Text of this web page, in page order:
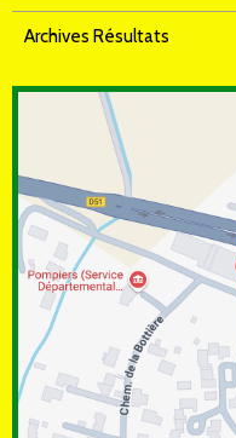
Archives Résultats